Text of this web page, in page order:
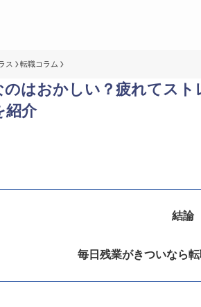
ス 転職コラム
のはおかしい？疲れてス
紹介
結論
毎日残業がきついなら